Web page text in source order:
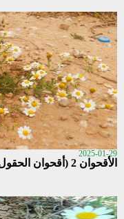
2025-01-29
الأقحوان 2 (أقحوان الحقول الزراعية) / Anthemis pseudocotula